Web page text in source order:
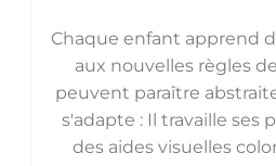
Chaque enfant apprend
aux nouvelles règles
peuvent paraître
s'adapte : Il travaille ses
des aides visuelles